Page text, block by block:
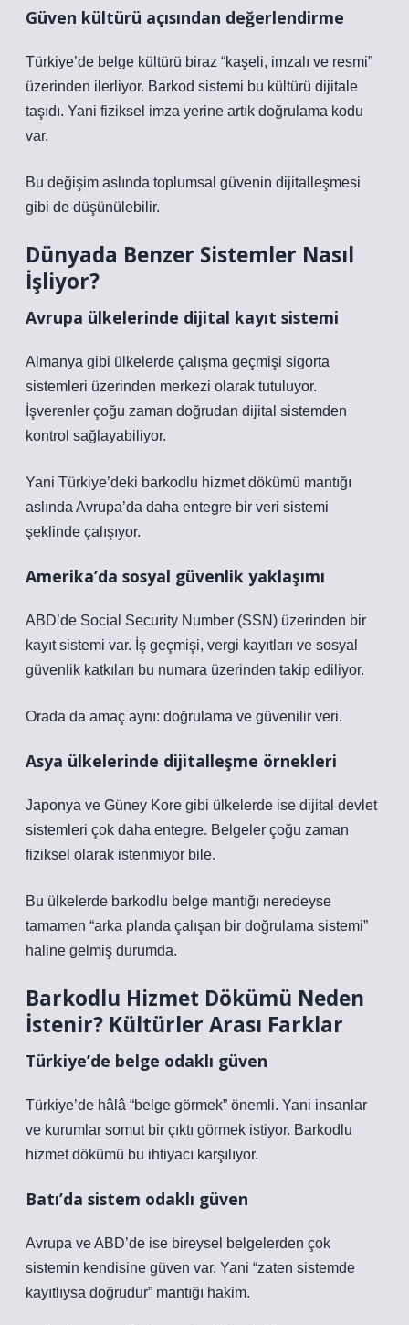
Güven kültürü açısından değerlendirme
Türkiye’de belge kültürü biraz “kaşeli, imzalı ve resmi”
üzerinden ilerliyor. Barkod sistemi bu kültürü dijitale
taşıdı. Yani fiziksel imza yerine artık doğrulama kodu
var.
Bu değişim aslında toplumsal güvenin dijitalleşmesi
gibi de düşünülebilir.
Dünyada Benzer Sistemler Nasıl
İşliyor?
Avrupa ülkelerinde dijital kayıt sistemi
Almanya gibi ülkelerde çalışma geçmişi sigorta
sistemleri üzerinden merkezi olarak tutuluyor.
İşverenler çoğu zaman doğrudan dijital sistemden
kontrol sağlayabiliyor.
Yani Türkiye’deki barkodlu hizmet dökümü mantığı
aslında Avrupa’da daha entegre bir veri sistemi
şeklinde çalışıyor.
Amerika’da sosyal güvenlik yaklaşımı
ABD’de Social Security Number (SSN) üzerinden bir
kayıt sistemi var. İş geçmişi, vergi kayıtları ve sosyal
güvenlik katkıları bu numara üzerinden takip ediliyor.
Orada da amaç aynı: doğrulama ve güvenilir veri.
Asya ülkelerinde dijitalleşme örnekleri
Japonya ve Güney Kore gibi ülkelerde ise dijital devlet
sistemleri çok daha entegre. Belgeler çoğu zaman
fiziksel olarak istenmiyor bile.
Bu ülkelerde barkodlu belge mantığı neredeyse
tamamen “arka planda çalışan bir doğrulama sistemi”
haline gelmiş durumda.
Barkodlu Hizmet Dökümü Neden
İstenir? Kültürler Arası Farklar
Türkiye’de belge odaklı güven
Türkiye’de hâlâ “belge görmek” önemli. Yani insanlar
ve kurumlar somut bir çıktı görmek istiyor. Barkodlu
hizmet dökümü bu ihtiyacı karşılıyor.
Batı’da sistem odaklı güven
Avrupa ve ABD’de ise bireysel belgelerden çok
sistemin kendisine güven var. Yani “zaten sistemde
kayıtlıysa doğrudur” mantığı hakim.